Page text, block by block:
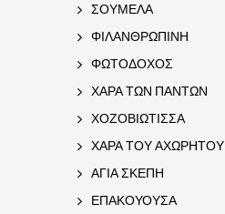
ΣΟΥΜΕΛΑ
ΦΙΛΑΝΘΡΩΠΙΝΗ
ΦΩΤΟΔΟΧΟΣ
ΧΑΡΑ ΤΩΝ ΠΑΝΤΩΝ
ΧΟΖΟΒΙΩΤΙΣΣΑ
ΧΑΡΑ ΤΟΥ ΑΧΩΡΗΤΟΥ
ΑΓΙΑ ΣΚΕΠΗ
ΕΠΑΚΟΥΟΥΣΑ